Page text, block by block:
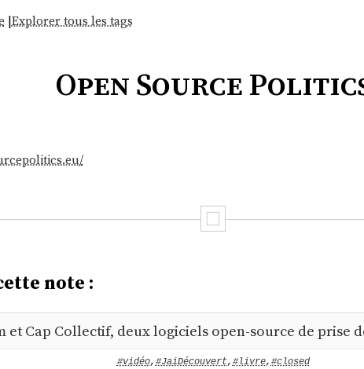
|Explorer tous les tags
Open Source
note :
et Cap Collectif, deux logiciels open-source de prise
#vidéo,#JaiDécouvert, #livre,#closed